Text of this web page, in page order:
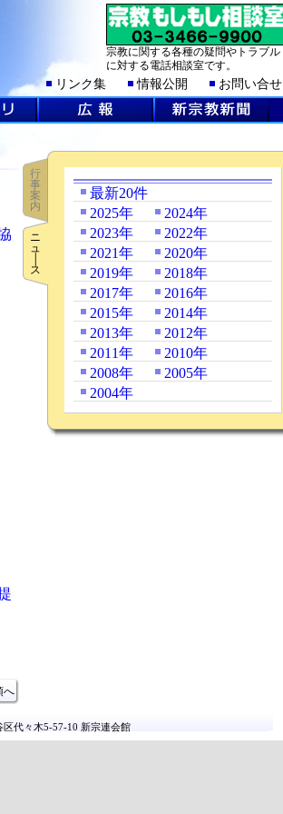
宗教に関する各種の疑問やトラブル
に対する電話相談室です。
お問い合せ
情報公開
リンク集
へ
行
事
案
内
ニ
ュ
ス
最新20件
2025年
2024年
2023年
2022年
2021年
2020年
2019年
2018年
2017年
2016年
2015年
2014年
2013年
2012年
2011年
2010年
2008年
2005年
2004年
代々木5-57-10 新宗連会館